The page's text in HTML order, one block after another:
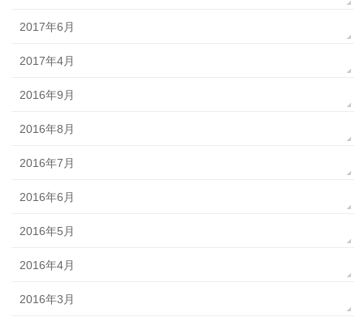
2017年6月
2017年4月
2016年9月
2016年8月
2016年7月
2016年6月
2016年5月
2016年4月
2016年3月